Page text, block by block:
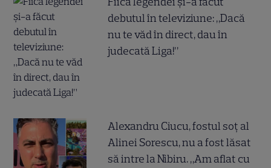
debutul în televiziune: „Dacă
nu te văd în direct, dau în
judecată Liga!”
Alexandru Ciucu, fostul soț al
Alinei Sorescu, nu a fost lăsat
să intre la Nibiru. „Am aflat cu